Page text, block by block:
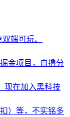
端可玩、
金项目，自撸分
现在加入黑科技
）等，不实铭多